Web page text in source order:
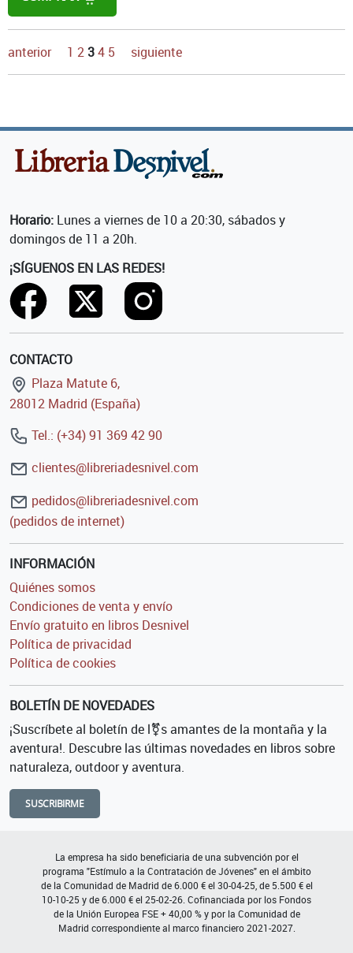
anterior 1 234 5 siguiente
Horario: Lunes a viernes de 10 a 20:30, sábados y
domingos de 11 a 20h.
¡SÍGUENOS EN LAS REDES!
CONTACTO
Plaza Matute 6,
28012 Madrid (España)
Tel.: (+34) 91 369 42 90
clientes@libreriadesnivel.com
pedidos@libreriadesnivel.com
(pedidos de internet)
INFORMACIÓN
Quiénes somos
Condiciones de venta y envío
Envío gratuito en libros Desnivel
Política de privacidad
Política de cookies
BOLETÍN DE NOVEDADES
¡Suscríbete al boletín de l⚧s amantes de la montaña y la
aventura!. Descubre las últimas novedades en libros sobre
naturaleza, outdoor y aventura.
SUSCRIBIRME
La empresa ha sido beneficiaria de una subvención por el
programa "Estímulo a la Contratación de Jóvenes" en el ámbito
de la Comunidad de Madrid de 6.000 € el 30-04-25, de 5.500 € el
10-10-25 y de 6.000 € el 25-02-26. Cofinanciada por los Fondos
de la Unión Europea FSE + 40,00 % y por la Comunidad de
Madrid correspondiente al marco financiero 2021-2027.